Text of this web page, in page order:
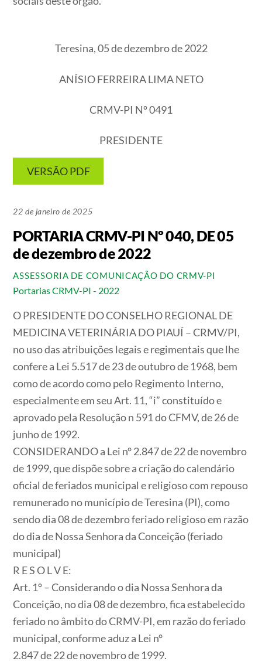
Teresina, 05 de dezembro de 2022
ANÍSIO FERREIRA LIMA NETO
CRMV-PI Nº 0491
PRESIDENTE
VERSÃO PDF
22 de janeiro de 2025
PORTARIA CRMV-PI Nº 040, DE 05
de dezembro de 2022
ASSESSORIA DE COMUNICAÇÃO DO CRMV-PI
Portarias CRMV-PI - 2022
O PRESIDENTE DO CONSELHO REGIONAL DE
MEDICINA VETERINÁRIA DO PIAUÍ – CRMV/PI,
no uso das atribuições legais e regimentais que lhe
confere a Lei 5.517 de 23 de outubro de 1968, bem
como de acordo como pelo Regimento Interno,
especialmente em seu Art. 11, “i” constituído e
aprovado pela Resolução n 591 do CFMV, de 26 de
junho de 1992.
CONSIDERANDO a Lei n° 2.847 de 22 de novembro
de 1999, que dispõe sobre a criação do calendário
oficial de feriados municipal e religioso com repouso
remunerado no município de Teresina (PI), como
sendo dia 08 de dezembro feriado religioso em razão
do dia de Nossa Senhora da Conceição (feriado
municipal)
R E S O L V E:
Art. 1º – Considerando o dia Nossa Senhora da
Conceição, no dia 08 de dezembro, fica estabelecido
feriado no âmbito do CRMV-PI, em razão do feriado
municipal, conforme aduz a Lei n°
2.847 de 22 de novembro de 1999.